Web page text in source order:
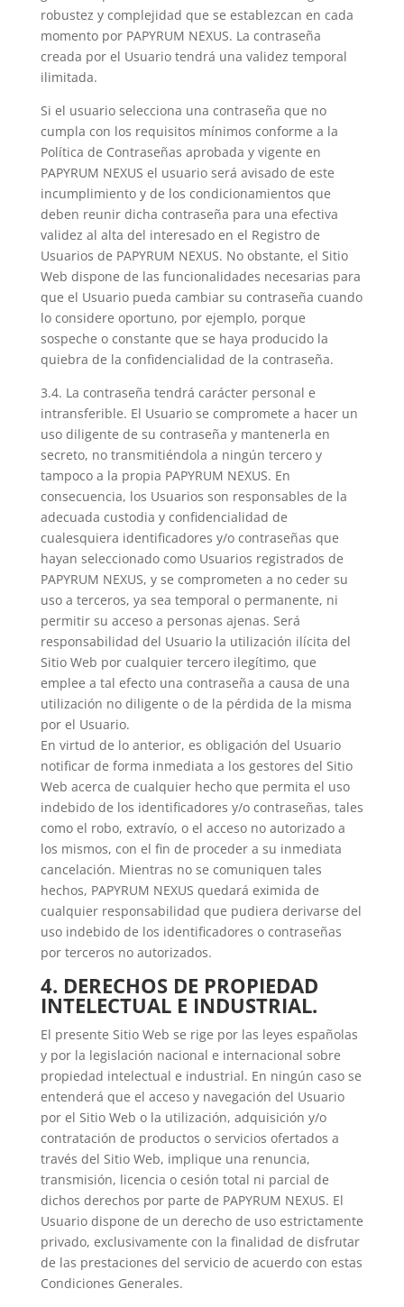
robustez y complejidad que se establezcan en cada
momento por PAPYRUM NEXUS. La contraseña
creada por el Usuario tendrá una validez temporal
ilimitada.
Si el usuario selecciona una contraseña que no
cumpla con los requisitos mínimos conforme a la
Política de Contraseñas aprobada y vigente en
PAPYRUM NEXUS el usuario será avisado de este
incumplimiento y de los condicionamientos que
deben reunir dicha contraseña para una efectiva
validez al alta del interesado en el Registro de
Usuarios de PAPYRUM NEXUS. No obstante, el Sitio
Web dispone de las funcionalidades necesarias para
que el Usuario pueda cambiar su contraseña cuando
lo considere oportuno, por ejemplo, porque
sospeche o constante que se haya producido la
quiebra de la confidencialidad de la contraseña.
3.4. La contraseña tendrá carácter personal e
intransferible. El Usuario se compromete a hacer un
uso diligente de su contraseña y mantenerla en
secreto, no transmitiéndola a ningún tercero y
tampoco a la propia PAPYRUM NEXUS. En
consecuencia, los Usuarios son responsables de la
adecuada custodia y confidencialidad de
cualesquiera identificadores y/o contraseñas que
hayan seleccionado como Usuarios registrados de
PAPYRUM NEXUS, y se comprometen a no ceder su
uso a terceros, ya sea temporal o permanente, ni
permitir su acceso a personas ajenas. Será
responsabilidad del Usuario la utilización ilícita del
Sitio Web por cualquier tercero ilegítimo, que
emplee a tal efecto una contraseña a causa de una
utilización no diligente o de la pérdida de la misma
por el Usuario.
En virtud de lo anterior, es obligación del Usuario
notificar de forma inmediata a los gestores del Sitio
Web acerca de cualquier hecho que permita el uso
indebido de los identificadores y/o contraseñas, tales
como el robo, extravío, o el acceso no autorizado a
los mismos, con el fin de proceder a su inmediata
cancelación. Mientras no se comuniquen tales
hechos, PAPYRUM NEXUS quedará eximida de
cualquier responsabilidad que pudiera derivarse del
uso indebido de los identificadores o contraseñas
por terceros no autorizados.
4. DERECHOS DE PROPIEDAD
INTELECTUAL E INDUSTRIAL.
El presente Sitio Web se rige por las leyes españolas
y por la legislación nacional e internacional sobre
propiedad intelectual e industrial. En ningún caso se
entenderá que el acceso y navegación del Usuario
por el Sitio Web o la utilización, adquisición y/o
contratación de productos o servicios ofertados a
través del Sitio Web, implique una renuncia,
transmisión, licencia o cesión total ni parcial de
dichos derechos por parte de PAPYRUM NEXUS. El
Usuario dispone de un derecho de uso estrictamente
privado, exclusivamente con la finalidad de disfrutar
de las prestaciones del servicio de acuerdo con estas
Condiciones Generales.